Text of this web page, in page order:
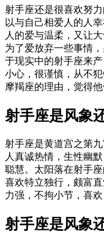
射手座还是很喜欢努
以与自己相爱人的人
人的爱与温柔，又让
为了爱放弃一些事情
于现实中的射手座来
小心，很谨慎，从不
摩羯座的理由，觉得他
射手座是风象
射手座是黄道宫之第
人真诚热情，生性幽
聪慧。太阳落在射手
喜欢特立独行，颇富
力强，不拘小节，喜欢
射手座是风象